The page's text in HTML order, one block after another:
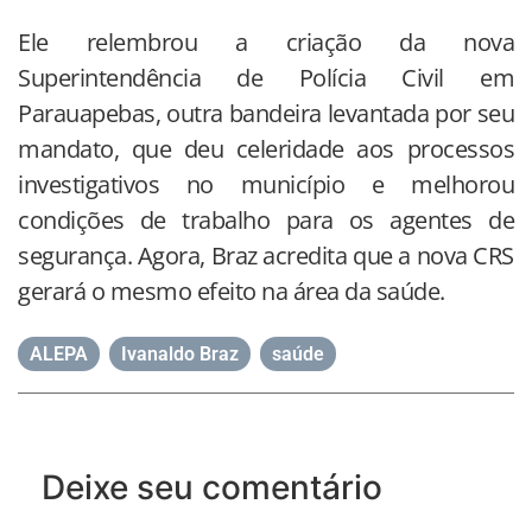
Ele relembrou a criação da nova
Superintendência de Polícia Civil em
Parauapebas, outra bandeira levantada por seu
mandato, que deu celeridade aos processos
investigativos no município e melhorou
condições de trabalho para os agentes de
segurança. Agora, Braz acredita que a nova CRS
gerará o mesmo efeito na área da saúde.
ALEPA Ivanaldo Braz saúde
Deixe seu comentário